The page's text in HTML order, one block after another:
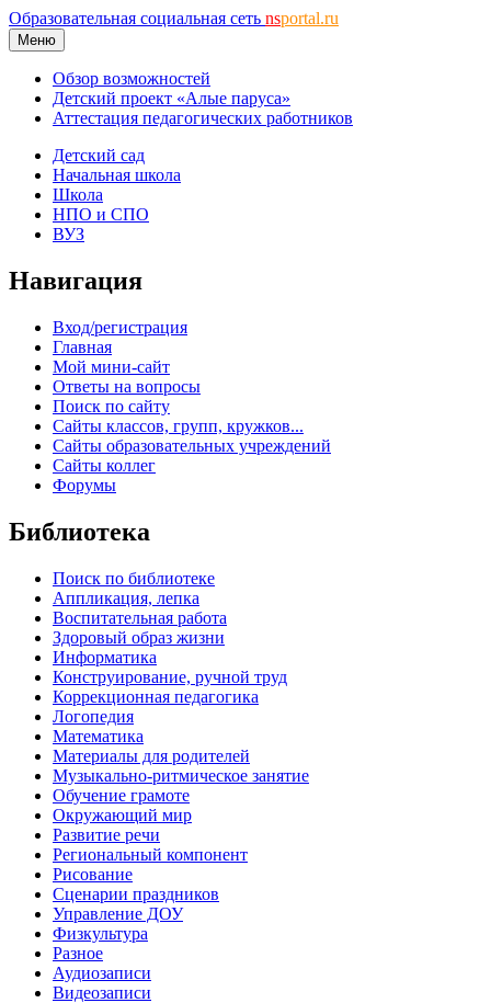
Образовательная социальная сеть nsportal.ru
Меню
Обзор возможностей
Детский проект «Алые паруса»
Аттестация педагогических работников
Детский сад
Начальная школа
Школа
НПО и СПО
ВУЗ
Навигация
Вход/регистрация
Главная
Мой мини-сайт
Ответы на вопросы
Поиск по сайту
Сайты классов, групп, кружков...
Сайты образовательных учреждений
Сайты коллег
Форумы
Библиотека
Поиск по библиотеке
Аппликация, лепка
Воспитательная работа
Здоровый образ жизни
Информатика
Конструирование, ручной труд
Коррекционная педагогика
Логопедия
Математика
Материалы для родителей
Музыкально-ритмическое занятие
Обучение грамоте
Окружающий мир
Развитие речи
Региональный компонент
Рисование
Сценарии праздников
Управление ДОУ
Физкультура
Разное
Аудиозаписи
Видеозаписи